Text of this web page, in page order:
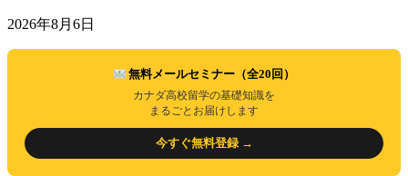
2026年8月6日
無料メールセミナー（全20回）
カナダ高校留学の基礎知識を
まるごとお届けします
今すぐ無料登録 →